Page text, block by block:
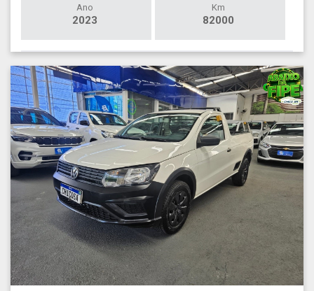
Ano
2023
Km
82000